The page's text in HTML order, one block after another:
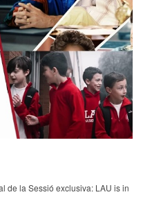
de la Sessió exclusiva: LAU is in